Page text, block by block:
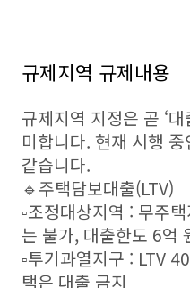
규제지역 규제내용
규제지역 지정은 곧 ‘대
미합니다. 현재 시행
같습니다.
🔹주택담보대출(LTV)
▫️조정대상지역 : 무주
는 불가, 대출한도 6억
▫️투기과열지구 : LTV
택은 대출 금지